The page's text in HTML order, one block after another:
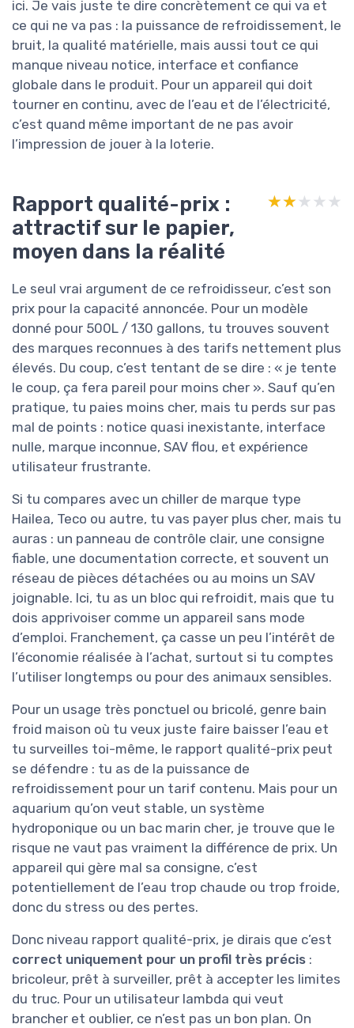
ici. Je vais juste te dire concrètement ce qui va et
ce qui ne va pas : la puissance de refroidissement, le
bruit, la qualité matérielle, mais aussi tout ce qui
manque niveau notice, interface et confiance
globale dans le produit. Pour un appareil qui doit
tourner en continu, avec de l’eau et de l’électricité,
c’est quand même important de ne pas avoir
l’impression de jouer à la loterie.
Rapport qualité-prix :
attractif sur le papier,
moyen dans la réalité
★★★★★
★★★★★
Le seul vrai argument de ce refroidisseur, c’est son
prix pour la capacité annoncée. Pour un modèle
donné pour 500L / 130 gallons, tu trouves souvent
des marques reconnues à des tarifs nettement plus
élevés. Du coup, c’est tentant de se dire : « je tente
le coup, ça fera pareil pour moins cher ». Sauf qu’en
pratique, tu paies moins cher, mais tu perds sur pas
mal de points : notice quasi inexistante, interface
nulle, marque inconnue, SAV flou, et expérience
utilisateur frustrante.
Si tu compares avec un chiller de marque type
Hailea, Teco ou autre, tu vas payer plus cher, mais tu
auras : un panneau de contrôle clair, une consigne
fiable, une documentation correcte, et souvent un
réseau de pièces détachées ou au moins un SAV
joignable. Ici, tu as un bloc qui refroidit, mais que tu
dois apprivoiser comme un appareil sans mode
d’emploi. Franchement, ça casse un peu l’intérêt de
l’économie réalisée à l’achat, surtout si tu comptes
l’utiliser longtemps ou pour des animaux sensibles.
Pour un usage très ponctuel ou bricolé, genre bain
froid maison où tu veux juste faire baisser l’eau et
tu surveilles toi-même, le rapport qualité-prix peut
se défendre : tu as de la puissance de
refroidissement pour un tarif contenu. Mais pour un
aquarium qu’on veut stable, un système
hydroponique ou un bac marin cher, je trouve que le
risque ne vaut pas vraiment la différence de prix. Un
appareil qui gère mal sa consigne, c’est
potentiellement de l’eau trop chaude ou trop froide,
donc du stress ou des pertes.
Donc niveau rapport qualité-prix, je dirais que c’est
correct uniquement pour un profil très précis :
bricoleur, prêt à surveiller, prêt à accepter les limites
du truc. Pour un utilisateur lambda qui veut
brancher et oublier, ce n’est pas un bon plan. On